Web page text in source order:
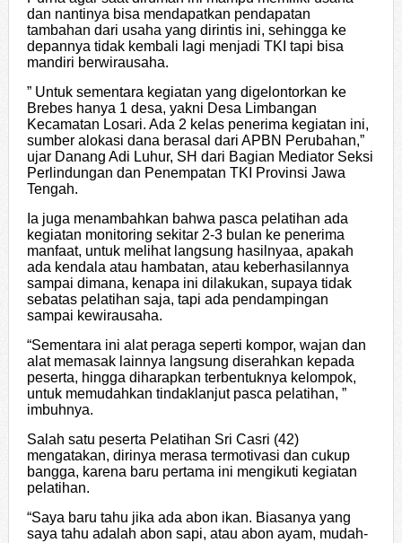
dan nantinya bisa mendapatkan pendapatan
tambahan dari usaha yang dirintis ini, sehingga ke
depannya tidak kembali lagi menjadi TKI tapi bisa
mandiri berwirausaha.
” Untuk sementara kegiatan yang digelontorkan ke
Brebes hanya 1 desa, yakni Desa Limbangan
Kecamatan Losari. Ada 2 kelas penerima kegiatan ini,
sumber alokasi dana berasal dari APBN Perubahan,”
ujar Danang Adi Luhur, SH dari Bagian Mediator Seksi
Perlindungan dan Penempatan TKI Provinsi Jawa
Tengah.
Ia juga menambahkan bahwa pasca pelatihan ada
kegiatan monitoring sekitar 2-3 bulan ke penerima
manfaat, untuk melihat langsung hasilnyaa, apakah
ada kendala atau hambatan, atau keberhasilannya
sampai dimana, kenapa ini dilakukan, supaya tidak
sebatas pelatihan saja, tapi ada pendampingan
sampai kewirausaha.
“Sementara ini alat peraga seperti kompor, wajan dan
alat memasak lainnya langsung diserahkan kepada
peserta, hingga diharapkan terbentuknya kelompok,
untuk memudahkan tindaklanjut pasca pelatihan, ”
imbuhnya.
Salah satu peserta Pelatihan Sri Casri (42)
mengatakan, dirinya merasa termotivasi dan cukup
bangga, karena baru pertama ini mengikuti kegiatan
pelatihan.
“Saya baru tahu jika ada abon ikan. Biasanya yang
saya tahu adalah abon sapi, atau abon ayam, mudah-